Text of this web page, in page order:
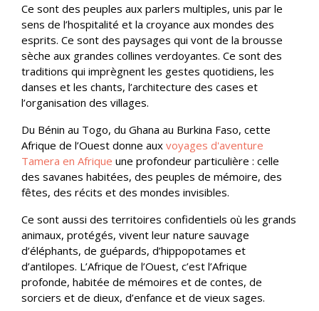
Ce sont des peuples aux parlers multiples, unis par le
sens de l’hospitalité et la croyance aux mondes des
esprits. Ce sont des paysages qui vont de la brousse
sèche aux grandes collines verdoyantes. Ce sont des
traditions qui imprègnent les gestes quotidiens, les
danses et les chants, l’architecture des cases et
l’organisation des villages.
Du Bénin au Togo, du Ghana au Burkina Faso, cette
Afrique de l’Ouest donne aux voyages d'aventure
Tamera en Afrique une profondeur particulière : celle
des savanes habitées, des peuples de mémoire, des
fêtes, des récits et des mondes invisibles.
Ce sont aussi des territoires confidentiels où les grands
animaux, protégés, vivent leur nature sauvage
d’éléphants, de guépards, d’hippopotames et
d’antilopes. L’Afrique de l’Ouest, c’est l’Afrique
profonde, habitée de mémoires et de contes, de
sorciers et de dieux, d’enfance et de vieux sages.